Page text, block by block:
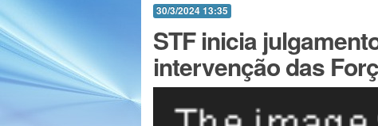
30/3/2024 13:35
STF inicia
intervenção das